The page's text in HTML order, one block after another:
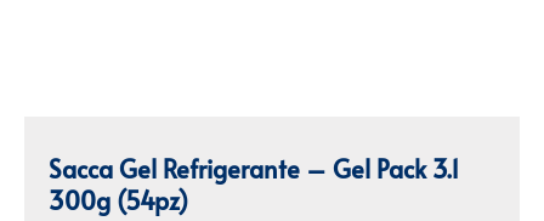
Sacca Gel Refrigerante – Gel Pack 3.1
300g (54pz)